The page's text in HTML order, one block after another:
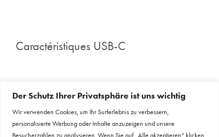
Der Schutz Ihrer Privatsphäre ist uns wichtig
Wir verwenden Cookies, um Ihr Surferlebnis zu verbessern,
personalisierte Werbung oder Inhalte anzuzeigen und unsere
Besucherzahlen zu analysieren. Wenn Sie auf „Alle akzeptieren“ klicken,
Caractéristiques USB-C
étroit
&
facile
à
20
fois
plus
normes
USB
nous